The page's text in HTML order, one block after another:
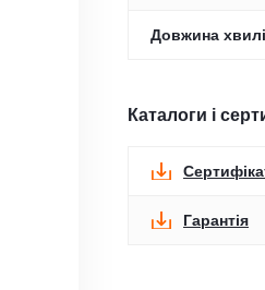
Довжина
Каталоги і
Гарантія